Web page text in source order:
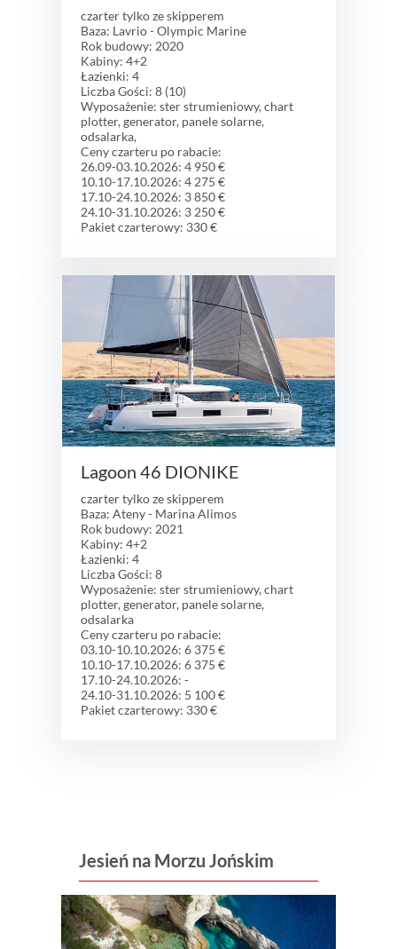
czarter tylko ze skipperem
Baza: Lavrio - Olympic Marine
Rok budowy: 2020
Kabiny: 4+2
Łazienki: 4
Liczba Gości: 8 (10)
Wyposażenie: ster strumieniowy, chart
plotter, generator, panele solarne,
odsalarka,
Ceny czarteru po rabacie:
26.09-03.10.2026: 4 950 €
10.10-17.10.2026: 4 275 €
17.10-24.10.2026: 3 850 €
24.10-31.10.2026: 3 250 €
Pakiet czarterowy: 330 €
Lagoon 46 DIONIKE
czarter tylko ze skipperem
Baza: Ateny - Marina Alimos
Rok budowy: 2021
Kabiny: 4+2
Łazienki: 4
Liczba Gości: 8
Wyposażenie: ster strumieniowy, chart
plotter, generator, panele solarne,
odsalarka
Ceny czarteru po rabacie:
03.10-10.10.2026: 6 375 €
10.10-17.10.2026: 6 375 €
17.10-24.10.2026: -
24.10-31.10.2026: 5 100 €
Pakiet czarterowy: 330 €
Jesień na Morzu Jońskim